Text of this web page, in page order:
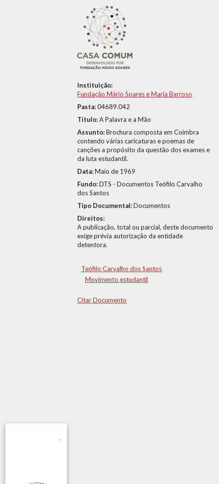
Instituição:
Fundação Mário Soares e Maria Barroso
Pasta:04689.042
Título:A Palavra e a Mão
Assunto:Brochura composta em Coimbra
contendo várias caricaturas e poemas de
canções a propósito da questão dos exames e
da luta estudantil.
Data:Maio de 1969
Fundo:DTS - Documentos Teófilo Carvalho
dos Santos
Tipo Documental:Documentos
Direitos:
A publicação, total ou parcial, deste documento
exige prévia autorização da entidade
detentora.
Teófilo Carvalho dos Santos
Movimento estudantil
Citar Documento